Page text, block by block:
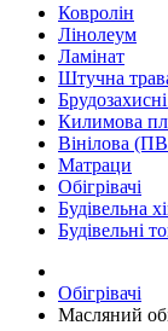
Ковролін
Лінолеум
Ламінат
Штучна
Килимова
Вінілова
Матраци
Обігрівачі
Будівельна
Будівельні
Обігрівачі
Масляний